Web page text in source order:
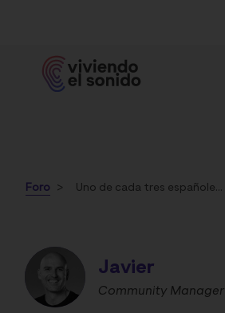
¿Qué es un audífono?
Foro
Javier
Community Manager